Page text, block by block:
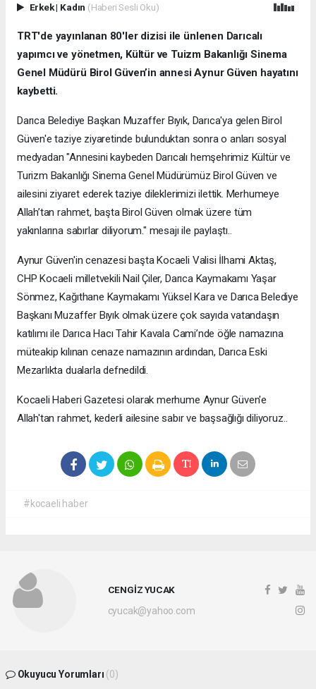
Erkek| Kadın (Haberi Sesli Oku)
TRT'de yayınlanan 80'ler dizisi ile ünlenen Darıcalı
yapımcı ve yönetmen, Kültür ve Tuizm Bakanlığı Sinema
Genel Müdürü Birol Güven’in annesi Aynur Güven hayatını
kaybetti.
Darıca Belediye Başkan Muzaffer Bıyık, Darıca'ya gelen Birol
Güven'e taziye ziyaretinde bulunduktan sonra o anları sosyal
medyadan "Annesini kaybeden Darıcalı hemşehrimiz Kültür ve
Turizm Bakanlığı Sinema Genel Müdürümüz Birol Güven ve
ailesini ziyaret ederek taziye dileklerimizi ilettik. Merhumeye
Allah’tan rahmet, başta Birol Güven olmak üzere tüm
yakınlarına sabırlar diliyorum." mesajı ile paylaştı..
Aynur Güven'in cenazesi başta Kocaeli Valisi İlhami Aktaş,
CHP Kocaeli milletvekili Nail Çiler, Darıca Kaymakamı Yaşar
Sönmez, Kağıthane Kaymakamı Yüksel Kara ve Darıca Belediye
Başkanı Muzaffer Bıyık olmak üzere çok sayıda vatandaşın
katılımı ile Darıca Hacı Tahir Kavala Cami’nde öğle namazına
müteakip kılınan cenaze namazının ardından, Darıca Eski
Mezarlıkta dualarla defnedildi.
Kocaeli Haberi Gazetesi olarak merhume Aynur Güven'e
Allah'tan rahmet, kederli ailesine sabır ve başsağlığı diliyoruz..
#kocaeli haber
CENGİZ YUCAK
cyucak@yahoo.com
Okuyucu Yorumları (0)